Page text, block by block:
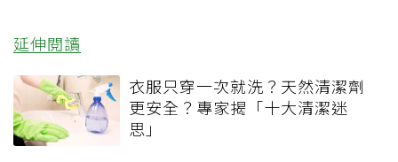
延伸閱讀
衣服只穿一次就洗？天然清潔劑
更安全？專家揭「十大清潔迷
思」